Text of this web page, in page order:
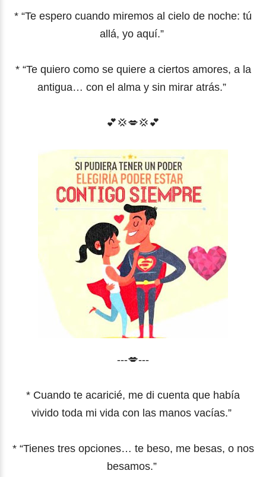
* “Te espero cuando miremos al cielo de noche: tú
allá, yo aquí.”
* “Te quiero como se quiere a ciertos amores, a la
antigua… con el alma y sin mirar atrás.”
💕 💢💋💢 💕
---💋---
* Cuando te acaricié, me di cuenta que había
vivido toda mi vida con las manos vacías.”
* “Tienes tres opciones… te beso, me besas, o nos
besamos.”